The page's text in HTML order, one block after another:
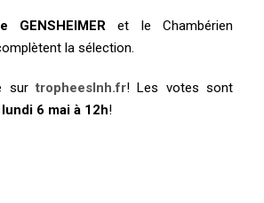
GENSHEIMER et le Chambérien
la sélection.
surtropheeslnh.fr! Les votes sont
lundi 6 mai à 12h!